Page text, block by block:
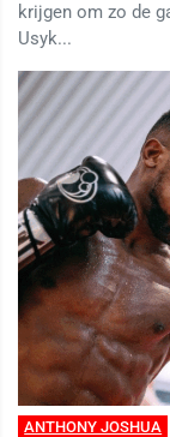
krijgen om zo de
Usyk...
ANTHONY JOSHUA